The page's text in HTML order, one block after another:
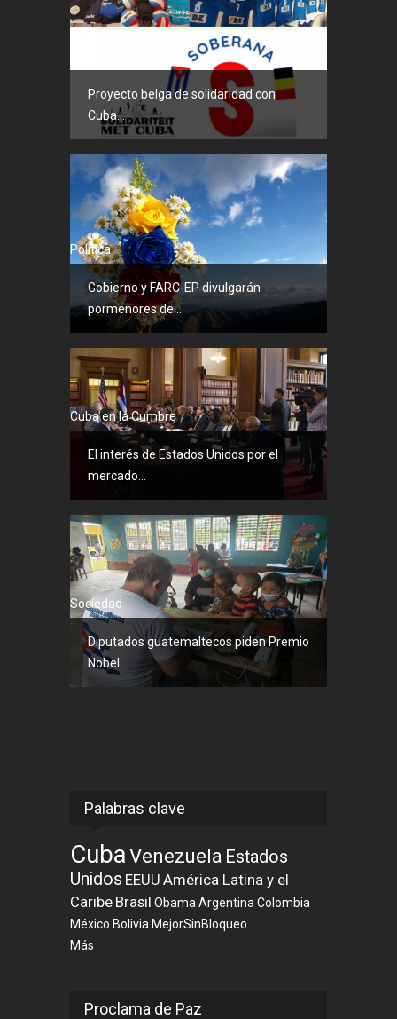
Proyecto belga de solidaridad con
Cuba...
Política
Gobierno y FARC-EP divulgarán
pormenores de...
Cuba en la Cumbre
El interés de Estados Unidos por el
mercado...
Sociedad
Diputados guatemaltecos piden Premio
Nobel...
Palabras clave
CubaVenezuela Estados
Unidos EEUU América Latina y el
Caribe Brasil Obama Argentina Colombia
México Bolivia MejorSinBloqueo
Más
Proclama de Paz